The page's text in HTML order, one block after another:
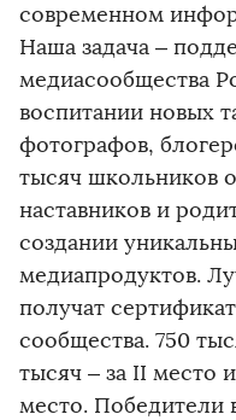
современном
Наша задача –
медиасообщества
воспитании новых
фотографов,
тысяч школьников
наставников и
создании
медиапродуктов.
получат
сообщества. 750
тысяч – за II место
место. Победители